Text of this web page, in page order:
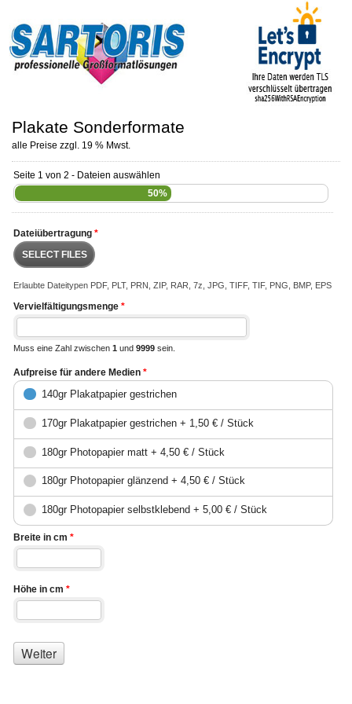
Plakate Sonderformate
alle Preise zzgl. 19 % Mwst.
Seite 1 von 2 - Dateien auswählen
50%
Dateiübertragung *
SELECT FILES
Erlaubte Dateitypen PDF, PLT, PRN, ZIP, RAR, 7z, JPG, TIFF, TIF, PNG, BMP, EPS
Vervielfältigungsmenge *
Muss eine Zahl zwischen 1 und 9999 sein.
Aufpreise für andere Medien *
140gr Plakatpapier gestrichen
170gr Plakatpapier gestrichen + 1,50 € / Stück
180gr Photopapier matt + 4,50 € / Stück
180gr Photopapier glänzend + 4,50 € / Stück
180gr Photopapier selbstklebend + 5,00 € / Stück
Breite in cm *
Höhe in cm *